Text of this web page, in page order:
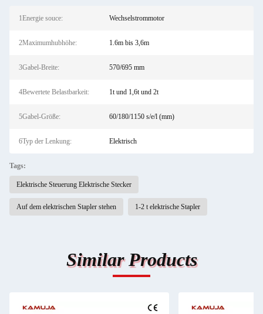
1Energie souce: Wechselstrommotor
2Maximumhubhöhe: 1.6m bis 3,6m
3Gabel-Breite: 570/695 mm
4Bewertete Belastbarkeit: 1t und 1,6t und 2t
5Gabel-Größe: 60/180/1150 s/e/l (mm)
6Typ der Lenkung: Elektrisch
Tags:
Elektrische Steuerung Elektrische Stecker
Auf dem elektrischen Stapler stehen 1-2 t elektrische Stapler
Similar Products